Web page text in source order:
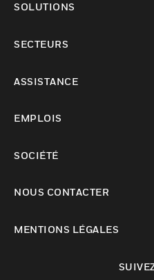
SOLUTIONS
SECTEURS
ASSISTANCE
EMPLOIS
SOCIÉTÉ
NOUS CONTACTER
MENTIONS LÉGALES